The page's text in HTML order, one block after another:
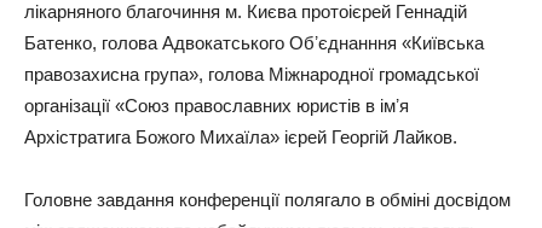
лікарняного благочиння м. Києва протоієрей Геннадій
Батенко, голова Адвокатського Обʼєднанння «Київська
правозахисна група», голова Міжнародної громадської
організації «Союз православних юристів в імʼя
Архістратига Божого Михаїла» ієрей Георгій Лайков.
Головне завдання конференції полягало в обміні досвідом